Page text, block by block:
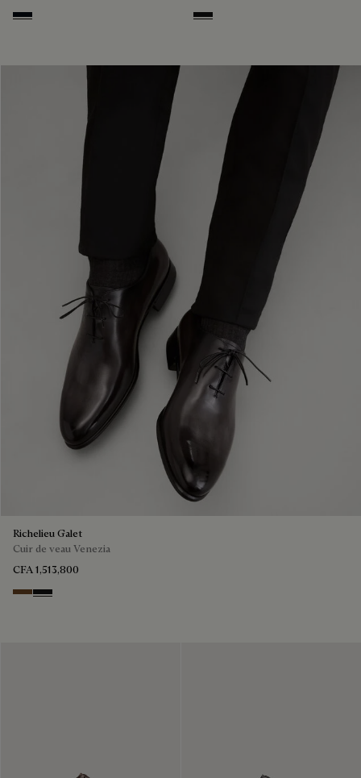
Atlantide NERO GRIGIO
Richelieu Galet
Cuir de veau Venezia
CFA 1,513,800
TOBACCO BIS
NERO GRIGIO